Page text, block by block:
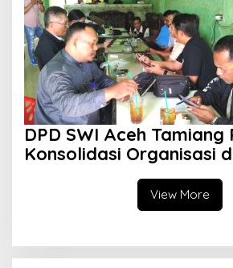
DPD SWI Aceh
Konsolidasi Organisasi
View More